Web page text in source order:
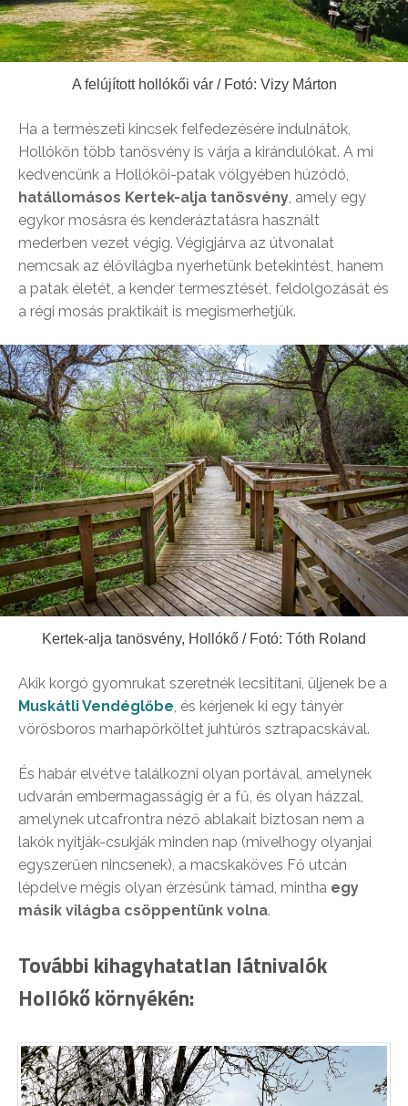
A felújított hollókői vár / Fotó: Vizy Márton
Ha a természeti kincsek felfedezésére indulnátok,
Hollókőn több tanösvény is várja a kirándulókat. A mi
kedvencünk a Hollókői-patak völgyében húzódó,
hatállomásos Kertek-alja tanösvény, amely egy
egykor mosásra és kenderáztatásra használt
mederben vezet végig. Végigjárva az útvonalat
nemcsak az élővilágba nyerhetünk betekintést, hanem
a patak életét, a kender termesztését, feldolgozását és
a régi mosás praktikáit is megismerhetjük.
Kertek-alja tanösvény, Hollókő / Fotó: Tóth Roland
Akik korgó gyomrukat szeretnék lecsitítani, üljenek be a
Muskátli Vendéglőbe , és kérjenek ki egy tányér
vörösboros marhapörköltet juhtúrós sztrapacskával.
És habár elvétve találkozni olyan portával, amelynek
udvarán embermagasságig ér a fű, és olyan házzal,
amelynek utcafrontra néző ablakait biztosan nem a
lakók nyitják-csukják minden nap (mivelhogy olyanjai
egyszerűen nincsenek), a macskaköves Fő utcán
lépdelve mégis olyan érzésünk támad, mintha egy
másik világba csöppentünk volna.
További kihagyhatatlan látnivalók
Hollókő környékén: